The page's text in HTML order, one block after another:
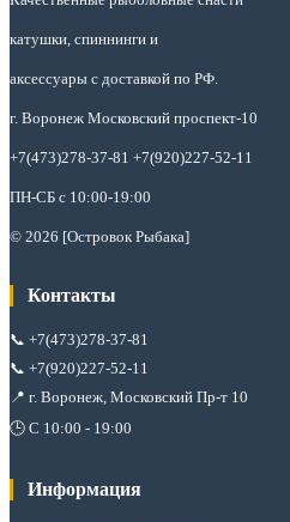
катушки, спиннинги и
аксессуары с доставкой по РФ.
г. Воронеж Московский проспект-10
+7(473)278-37-81 +7(920)227-52-11
ПН-СБ с 10:00-19:00
© 2026 [Островок Рыбака]
Контакты
📞 +7(473)278-37-81
📞 +7(920)227-52-11
📍 г. Воронеж, Московский Пр-т 10
🕒 С 10:00 - 19:00
Информация